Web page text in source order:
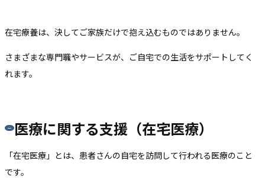
在宅療養は、決してご家族だけで抱え込むものではありません。
さまざまな専門職やサービスが、ご自宅での生活をサポートしてく
れます。
医療に関する支援（在宅医療）
「在宅医療」とは、患者さんの自宅を訪問して行われる医療のこと
です。